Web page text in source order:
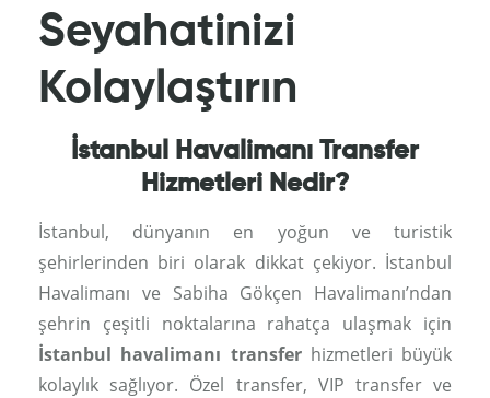
Seyahatinizi
Kolaylaştırın
İstanbul Havalimanı Transfer
Hizmetleri Nedir?
İstanbul, dünyanın en yoğun ve turistik
şehirlerinden biri olarak dikkat çekiyor. İstanbul
Havalimanı ve Sabiha Gökçen Havalimanı’ndan
şehrin çeşitli noktalarına rahatça ulaşmak için
İstanbul havalimanı transferhizmetleri büyük
kolaylık sağlıyor. Özel transfer, VIP transfer ve